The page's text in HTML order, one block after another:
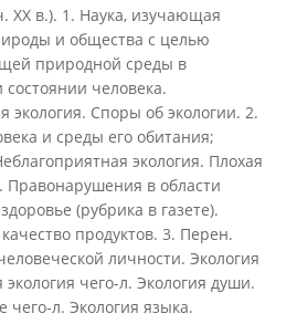
в.). 1. Наука, изучающая
и общества с целью
природной среды в
человека.
экология. Споры об экологии. 2.
и среды его обитания;
экология. Плохая
Правонарушения в области
(рубрика в газете).
продуктов. 3. Перен.
личности. Экология
чего-л. Экология души.
л. Экология языка.